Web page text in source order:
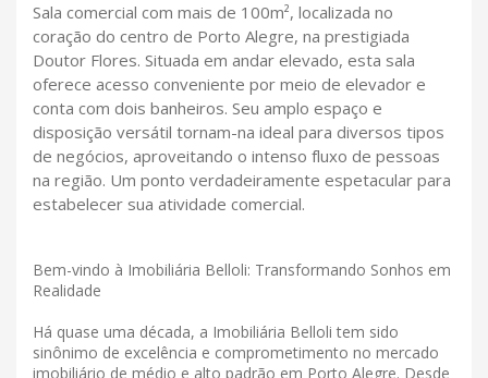
Sala comercial com mais de 100m², localizada no
coração do centro de Porto Alegre, na prestigiada
Doutor Flores. Situada em andar elevado, esta sala
oferece acesso conveniente por meio de elevador e
conta com dois banheiros. Seu amplo espaço e
disposição versátil tornam-na ideal para diversos tipos
de negócios, aproveitando o intenso fluxo de pessoas
na região. Um ponto verdadeiramente espetacular para
estabelecer sua atividade comercial.
Bem-vindo à Imobiliária Belloli: Transformando Sonhos em
Realidade
Há quase uma década, a Imobiliária Belloli tem sido
sinônimo de excelência e comprometimento no mercado
imobiliário de médio e alto padrão em Porto Alegre. Desde